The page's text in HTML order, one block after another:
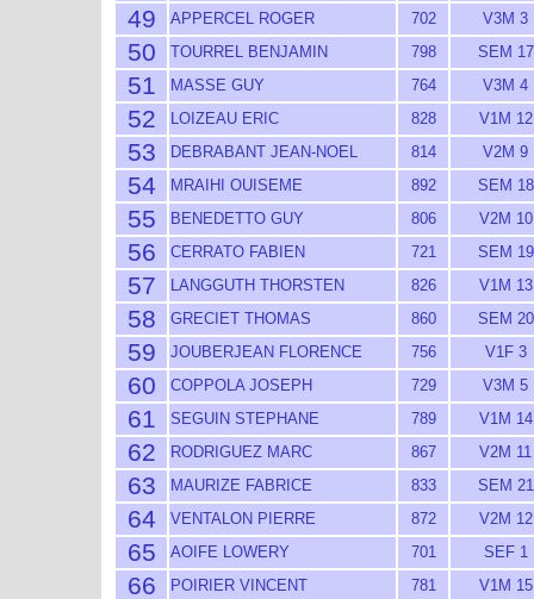
49 APPERCEL ROGER 702 V3M 3
50 TOURREL BENJAMIN 798 SEM 17
51 MASSE GUY 764 V3M 4
52 LOIZEAU ERIC 828 V1M 12
53 DEBRABANT JEAN-NOEL 814 V2M 9
54 MRAIHI OUISEME 892 SEM 18
55 BENEDETTO GUY 806 V2M 10
56 CERRATO FABIEN 721 SEM 19
57 LANGGUTH THORSTEN 826 V1M 13
58 GRECIET THOMAS 860 SEM 20
59 JOUBERJEAN FLORENCE 756 V1F 3
60 COPPOLA JOSEPH 729 V3M 5
61 SEGUIN STEPHANE 789 V1M 14
62 RODRIGUEZ MARC 867 V2M 11
63 MAURIZE FABRICE 833 SEM 21
64 VENTALON PIERRE 872 V2M 12
65 AOIFE LOWERY 701 SEF 1
66 POIRIER VINCENT 781 V1M 15